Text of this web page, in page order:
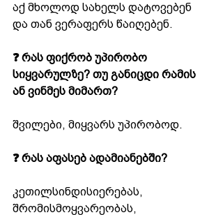
აქ მხოლოდ სახელს დატოვებენ
და თან ვერაფერს წაიღებენ.
❓ რას ფიქრობ უპირობო
სიყვარულზე? თუ განიცდი რამის
ან ვინმეს მიმართ?
შვილები, მიყვარს უპირობოდ.
❓ რას აფასებ ადამიანებში?
კეთილსინდისიერებას,
შრომისმოყვარეობას,